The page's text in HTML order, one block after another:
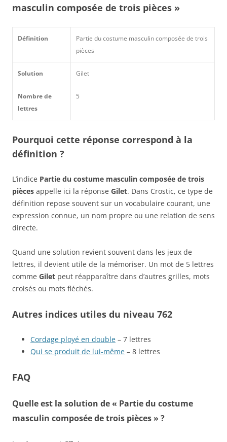
masculin composée de trois pièces »
Définition
Partie du costume masculin composée de trois
pièces
Solution Gilet
Nombre de
lettres
5
Pourquoi cette réponse correspond à la
définition ?
L’indice Partie du costume masculin composée de trois
pièces appelle ici la réponse Gilet. Dans Crostic, ce type de
définition repose souvent sur un vocabulaire courant, une
expression connue, un nom propre ou une relation de sens
directe.
Quand une solution revient souvent dans les jeux de
lettres, il devient utile de la mémoriser. Un mot de 5 lettres
comme Gilet peut réapparaître dans d’autres grilles, mots
croisés ou mots fléchés.
Autres indices utiles du niveau 762
Cordage ployé en double – 7 lettres
Qui se produit de lui-même – 8 lettres
FAQ
Quelle est la solution de « Partie du costume
masculin composée de trois pièces » ?